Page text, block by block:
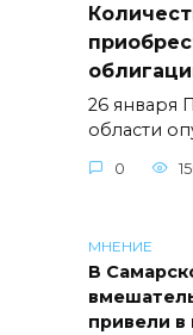
26 января
области
0
МНЕНИЕ
В
привели в